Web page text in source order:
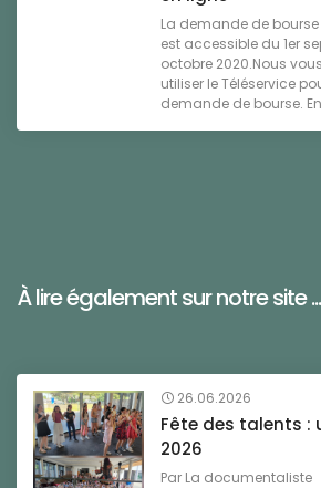
La demande de
est accessible du 1er
octobre 2020.Nous
utiliser le Téléservice
demande de bourse.
À lire également sur notre site ...
26.06.2026
Fête des talents :
2026
Par La documentaliste